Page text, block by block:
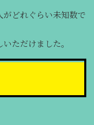
どれぐらい未知数で
ただけました。